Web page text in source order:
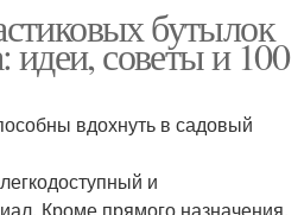
бутылок
идеи, советы и 100
вдохнуть в садовый
и